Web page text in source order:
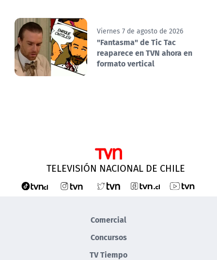
Viernes 7 de agosto de 2026
"Fantasma" de Tic Tac
reaparece en TVN ahora en
formato vertical
TELEVISIÓN NACIONAL DE CHILE
Comercial
Concursos
TV Tiempo